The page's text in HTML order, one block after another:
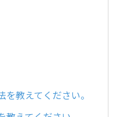
教えてください。